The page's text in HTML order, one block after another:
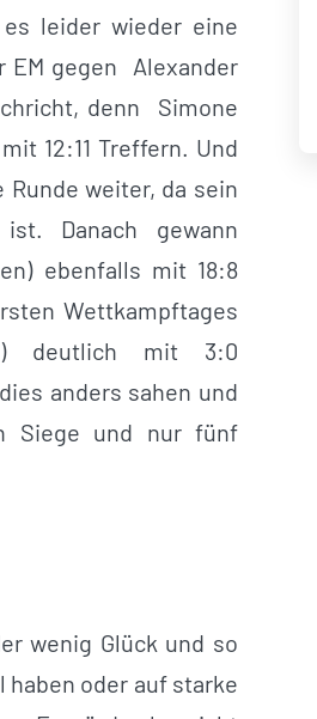
leider wieder eine
EM gegen Alexander
denn Simone
12:11 Treffern. Und
weiter, da sein
Danach gewann
ebenfalls mit 18:8
Wettkampftages
deutlich mit 3:0
anders sahen und
Siege und nur fünf
wenig Glück und so
oder auf starke